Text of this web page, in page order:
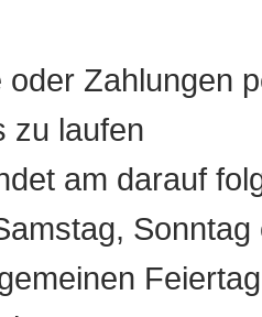
Zahlungen
zu laufen
am darauf